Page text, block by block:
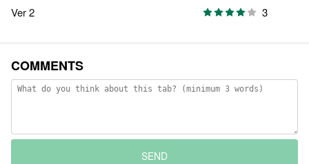
Ver 2 3
COMMENTS
SEND